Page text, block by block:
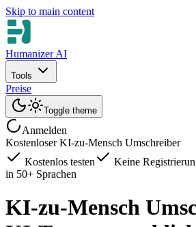
Skip to main content
Humanizer AI
Tools
Preise
Toggle theme
Anmelden
Kostenloser KI-zu-Mensch Umschreiber
Kostenlos testen
Keine
in 50+ Sprachen
KI-zu-Mensch